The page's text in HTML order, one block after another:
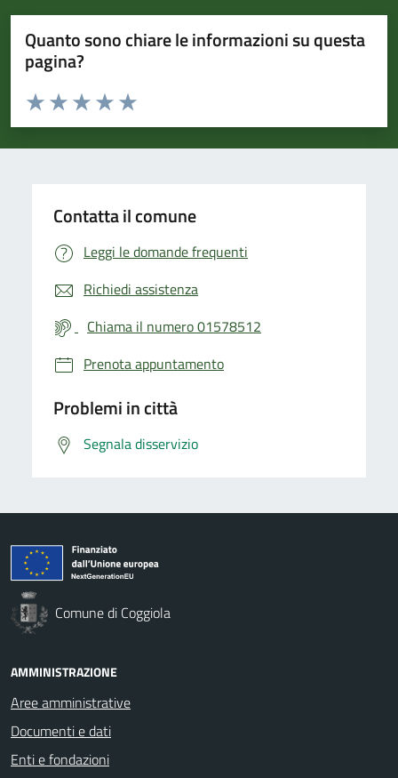
Quanto sono chiare le informazioni su questa
pagina?
Valuta da 1 a 5 stelle la pagina
Valuta 5 stelle su 5
Valuta 4 stelle su 5
Valuta 3 stelle su 5
Valuta 2 stelle su 5
Valuta 1 stelle su 5
Contatta il comune
Leggi le domande frequenti
Richiedi assistenza
Chiama il numero 01578512
Prenota appuntamento
Problemi in città
Segnala disservizio
Comune di Coggiola
AMMINISTRAZIONE
Aree amministrative
Documenti e dati
Enti e fondazioni